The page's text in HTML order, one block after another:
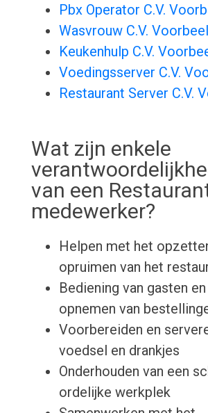
Pbx Operator C.V.
Wasvrouw C.V.
Keukenhulp C.V.
Voedingsserver C.V.
Restaurant Server C.V.
Wat zijn enkele
van een
medewerker?
Helpen met het
opruimen van het
Bediening van gasten
opnemen van
Voorbereiden en
voedsel en drankjes
Onderhouden van een
ordelijke werkplek